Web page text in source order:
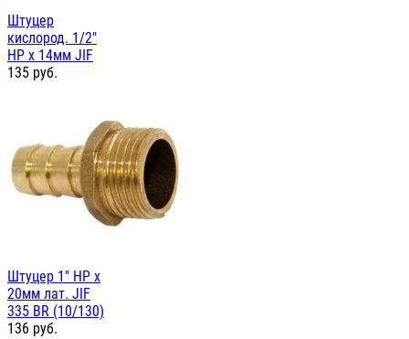
Штуцер
кислород. 1/2"
НР х 14мм JIF
135 руб.
Штуцер 1" НР х
20мм лат. JIF
335 BR (10/130)
136 руб.